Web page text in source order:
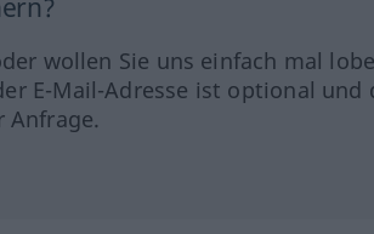
wollen Sie uns einfach mal
E-Mail-Adresse ist optional und
Anfrage.